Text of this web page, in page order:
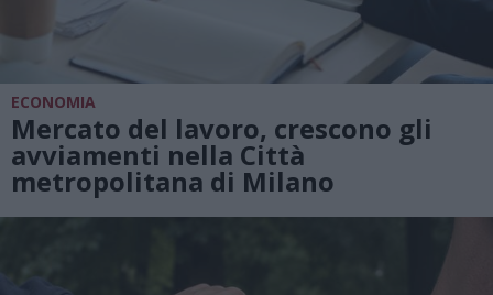
ECONOMIA
Mercato del lavoro, crescono gli
avviamenti nella Città
metropolitana di Milano